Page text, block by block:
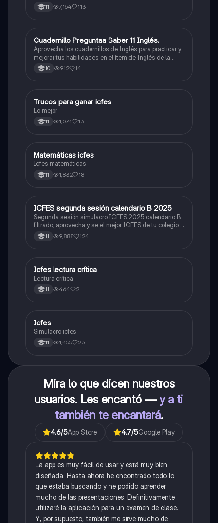
11 7,154 113
ICFES: Inglés
Cuadernillo Preguntaa Saber 11 Inglés.
Aprovecha los cuadernillos de Inglés para practicar y
mejorar tus habilidades en el ítem de Inglés de la
Prueba Saber 11. 🫡
10 912 14
Química
Trucos para ganar icfes
Lo mejor
11 1,074 13
ICFES: Matemáticas
Matemáticas icfes
Icfes matemáticas
11 1,832 18
ICFES: Lectura Crítica
ICFES segunda sesión calendario B 2025
Segunda sesión simulacro ICFES 2025 calendario B
filtrado, aprovecha y se el mejor ICFES de tu colegio y
poder ingresar a universidad, y estudiar aquella
carrera con la que tanto sueñas.
11 9,888 124
Lengua Castellana
Icfes lectura crítica
Lectura crítica
11 464 2
ICFES: Sociales y Ciudadanas
Icfes
Simulacro icfes
11 1,455 26
Mira lo que dicen nuestros
usuarios. Les encantó —y a ti
también te encantará.
4.6/5App Store 4.7/5Google Play
La app es muy fácil de usar y está muy bien
diseñada. Hasta ahora he encontrado todo lo
que estaba buscando y he podido aprender
mucho de las presentaciones. Definitivamente
utilizaré la aplicación para un examen de clase.
Y, por supuesto, también me sirve mucho de